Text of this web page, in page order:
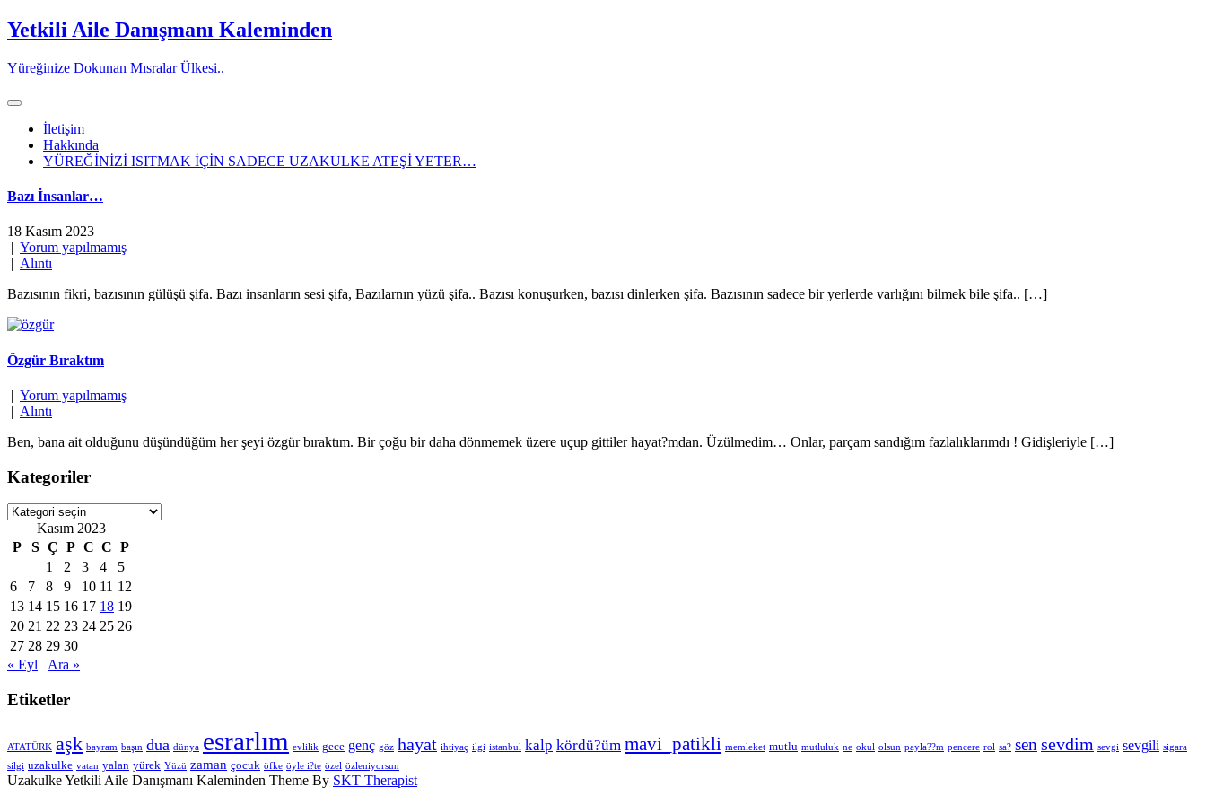
Skip
to
Yetkili Aile Danışmanı Kaleminden
Yüreğinize Dokunan Mısralar Ülkesi..
İletişim
Hakkında
YÜREĞİNİZİ ISITMAK İÇİN SADECE UZAKULKE ATEŞİ YETER…
Bazı İnsanlar…
18 Kasım 2023
| Yorum yapılmamış
| Alıntı
Bazısının fikri, bazısının gülüşü şifa. Bazı insanların sesi şifa, Bazılarnın yüzü şifa.. Bazısı konuşurken, bazısı dinlerken şifa. Bazısının sadece bir yerlerde varlığını bilmek bile şifa.. […]
Özgür Bıraktım
| Yorum yapılmamış
| Alıntı
Ben, bana ait olduğunu düşündüğüm her şeyi özgür bıraktım. Bir çoğu bir daha dönmemek üzere uçup gittiler hayat?mdan. Üzülmedim… Onlar, parçam sandığım fazlalıklarımdı ! Gidişleriyle […]
Kategoriler
Kategoriler
Kasım 2023
P
S Ç P C C P
1
2 3 4
5
6
7 8 9 10 11 12
13 14 15 16 17 18 19
20 21 22 23 24 25 26
27 28 29 30
« Eyl
Ara »
Etiketler
ATATÜRK aşk bayram başın dua dünya esrarlım evlilik gece genç göz hayat ihtiyaç ilgi istanbul kalp kördü?üm mavi_patikli memleket mutlu mutluluk ne okul olsun payla??m pencere rol sa? sen sevdim sevgi sevgili sigara
silgi uzakulke vatan yalan yürek Yüzü zaman çocuk öfke öyle i?te özel özleniyorsun
Uzakulke Yetkili Aile Danışmanı Kaleminden Theme By SKT Therapist